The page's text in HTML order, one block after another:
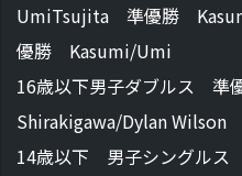
UmiTsujita 準優勝
優勝 Kasumi/Umi
16歳以下男子ダブルス 準
Shirakigawa/Dylan Wilson
14歳以下 男子シングル